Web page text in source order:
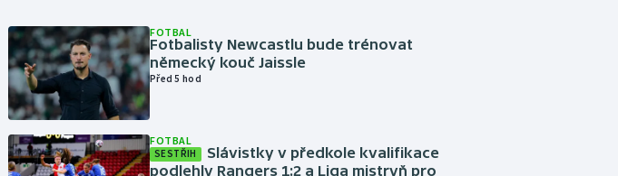
FOTBAL
Fotbalisty Newcastlu bude trénovat
německý kouč Jaissle
Před 5 hod
FOTBAL
SESTŘIH
Slávistky v předkole kvalifikace
podlehly Rangers 1:2 a Liga mistryň pro